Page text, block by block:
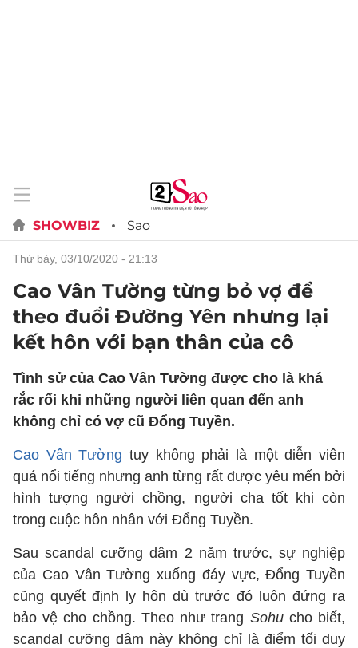
SHOWBIZ Sao
thứ bảy, 03/10/2020 - 21:13
Cao Vân Tường từng bỏ vợ để
theo đuổi Đường Yên nhưng lại
kết hôn với bạn thân của cô
Tình sử của Cao Vân Tường được cho là khá
rắc rối khi những người liên quan đến anh
không chỉ có vợ cũ Đổng Tuyền.
Cao Vân Tường tuy không phải là một diễn viên
quá nổi tiếng nhưng anh từng rất được yêu mến bởi
hình tượng người chồng, người cha tốt khi còn
trong cuộc hôn nhân với Đổng Tuyền.
Sau scandal cưỡng dâm 2 năm trước, sự nghiệp
của Cao Vân Tường xuống đáy vực, Đổng Tuyền
cũng quyết định ly hôn dù trước đó luôn đứng ra
bảo vệ cho chồng. Theo như trang Sohu cho biết,
scandal cưỡng dâm này không chỉ là điểm tối duy